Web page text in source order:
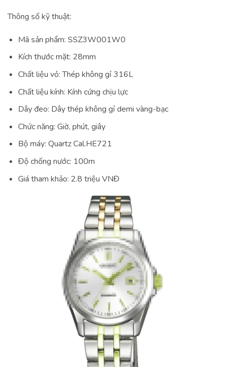
Thông số kỹ thuật:
Mã sản phẩm: SSZ3W001W0
Kích thước mặt: 28mm
Chất liệu vỏ: Thép không gỉ 316L
Chất liệu kính: Kính cứng chịu lực
Dây đeo: Dây thép không gỉ demi vàng-bạc
Chức năng: Giờ, phút, giây
Bộ máy: Quartz Cal.HE721
Độ chống nước: 100m
Giá tham khảo: 2.8 triệu VNĐ